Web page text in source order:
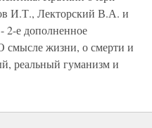
И.Т., Лекторский В.А. и
е дополненное
жизни, о смерти и
реальный гуманизм и